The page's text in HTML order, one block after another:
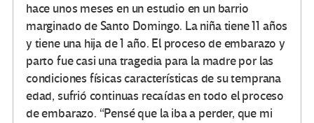
hace unos meses en un estudio en un barrio
marginado de Santo Domingo. La niña tiene 11 años
y tiene una hija de 1 año. El proceso de embarazo y
parto fue casi una tragedia para la madre por las
condiciones físicas características de su temprana
edad, sufrió continuas recaídas en todo el proceso
de embarazo. “Pensé que la iba a perder, que mi